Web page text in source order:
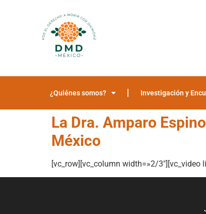
¿Quiénes somos? Investigación y
La Dra. Amparo
México
[vc_row][vc_column width=»2/